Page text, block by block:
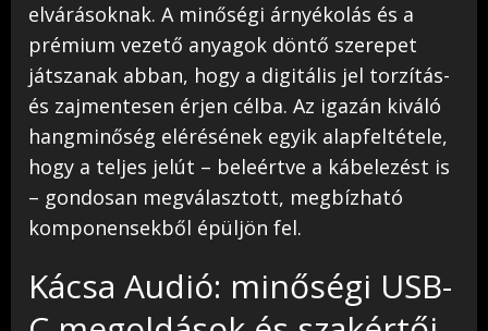
elvárásoknak. A minőségi árnyékolás és a
prémium vezető anyagok döntő szerepet
játszanak abban, hogy a digitális jel torzítás-
és zajmentesen érjen célba. Az igazán kiváló
hangminőség elérésének egyik alapfeltétele,
hogy a teljes jelút – beleértve a kábelezést is
– gondosan megválasztott, megbízható
komponensekből épüljön fel.
Kácsa Audió: minőségi USB-